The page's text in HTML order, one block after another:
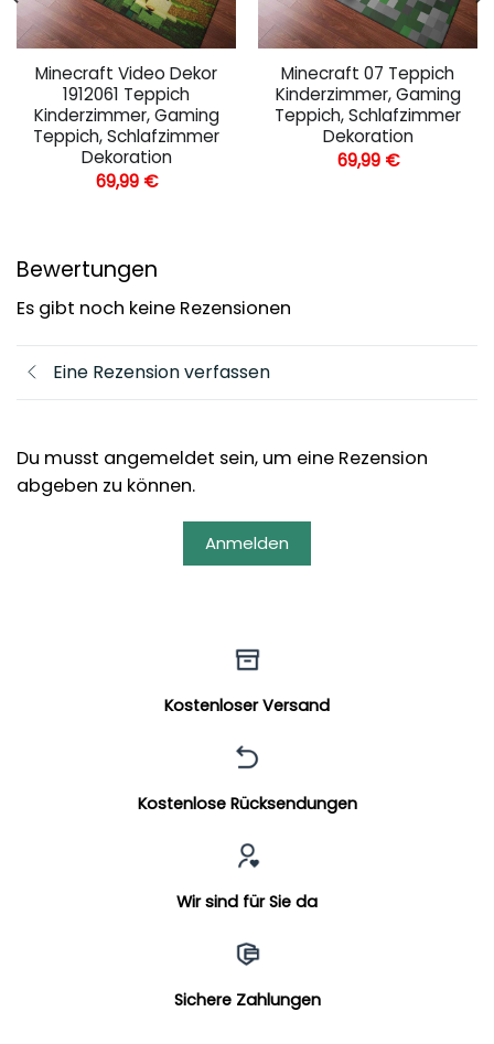
Minecraft Video Dekor
1912061 Teppich
Kinderzimmer, Gaming
Teppich, Schlafzimmer
Dekoration
69,99 €
Minecraft 07 Teppich
Kinderzimmer, Gaming
Teppich, Schlafzimmer
Dekoration
69,99 €
Bewertungen
Es gibt noch keine Rezensionen
Eine Rezension verfassen
Du musst angemeldet sein, um eine Rezension
abgeben zu können.
Anmelden
Kostenloser Versand
Kostenlose Rücksendungen
Wir sind für Sie da
Sichere Zahlungen